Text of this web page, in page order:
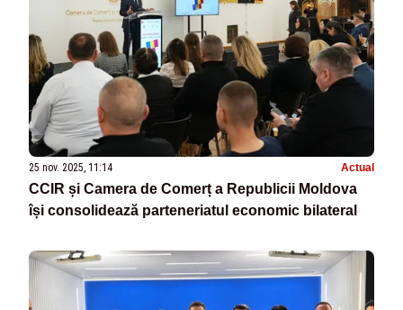
25 nov. 2025, 11:14 Actual
CCIR și Camera de Comerț a Republicii Moldova
își consolidează parteneriatul economic bilateral